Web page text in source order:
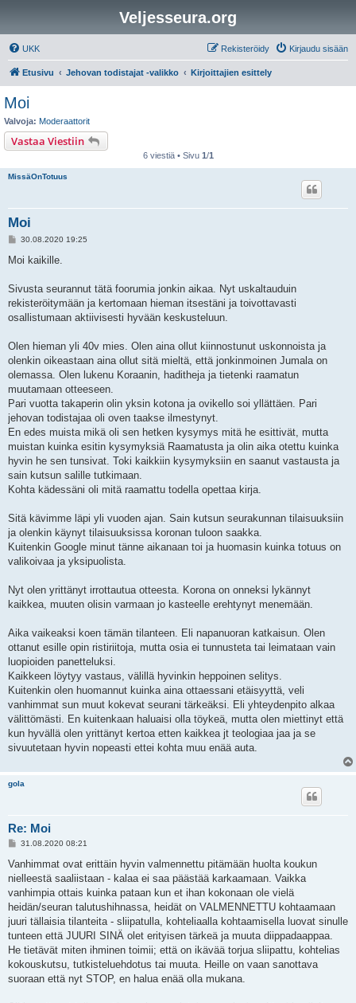
Veljesseura.org
UKK Kirjaudu sisään
Rekisteröidy
Etusivu Jehovan todistajat -valikko Kirjoittajien esittely
Moi
Valvoja: Moderaattorit
Vastaa Viestiin
6 viestiä • Sivu 1/1
MissäOnTotuus
Moi
V
e
i
30.08.2020 19:25
Moi kaikille.
Sivusta seurannut tätä foorumia jonkin aikaa. Nyt uskaltauduin
rekisteröitymään ja kertomaan hieman itsestäni ja toivottavasti
osallistumaan aktiivisesti hyvään keskusteluun.
Olen hieman yli 40v mies. Olen aina ollut kiinnostunut uskonnoista ja
olenkin oikeastaan aina ollut sitä mieltä, että jonkinmoinen Jumala on
olemassa. Olen lukenu Koraanin, haditheja ja tietenki raamatun
muutamaan otteeseen.
Pari vuotta takaperin olin yksin kotona ja ovikello soi yllättäen. Pari
jehovan todistajaa oli oven taakse ilmestynyt.
En edes muista mikä oli sen hetken kysymys mitä he esittivät, mutta
muistan kuinka esitin kysymyksiä Raamatusta ja olin aika otettu kuinka
hyvin he sen tunsivat. Toki kaikkiin kysymyksiin en saanut vastausta ja
sain kutsun salille tutkimaan.
Kohta kädessäni oli mitä raamattu todella opettaa kirja.
Sitä kävimme läpi yli vuoden ajan. Sain kutsun seurakunnan tilaisuuksiin
ja olenkin käynyt tilaisuuksissa koronan tuloon saakka.
Kuitenkin Google minut tänne aikanaan toi ja huomasin kuinka totuus on
valikoivaa ja yksipuolista.
Nyt olen yrittänyt irrottautua otteesta. Korona on onneksi lykännyt
kaikkea, muuten olisin varmaan jo kasteelle erehtynyt menemään.
Aika vaikeaksi koen tämän tilanteen. Eli napanuoran katkaisun. Olen
ottanut esille opin ristiriitoja, mutta osia ei tunnusteta tai leimataan vain
luopioiden panetteluksi.
Kaikkeen löytyy vastaus, välillä hyvinkin heppoinen selitys.
Kuitenkin olen huomannut kuinka aina ottaessani etäisyyttä, veli
vanhimmat sun muut kokevat seurani tärkeäksi. Eli yhteydenpito alkaa
välittömästi. En kuitenkaan haluaisi olla töykeä, mutta olen miettinyt että
kun hyvällä olen yrittänyt kertoa etten kaikkea jt teologiaa jaa ja se
sivuutetaan hyvin nopeasti ettei kohta muu enää auta.
gola
Re: Moi
V
e
t
i
31.08.2020 08:21
Vanhimmat ovat erittäin hyvin valmennettu pitämään huolta koukun
nielleestä saaliistaan - kalaa ei saa päästää karkaamaan. Vaikka
vanhimpia ottais kuinka pataan kun et ihan kokonaan ole vielä
heidän/seuran talutushihnassa, heidät on VALMENNETTU kohtaamaan
juuri tällaisia tilanteita - sliipatulla, kohteliaalla kohtaamisella luovat sinulle
tunteen että JUURI SINÄ olet erityisen tärkeä ja muuta diippadaappaa.
He tietävät miten ihminen toimii; että on ikävää torjua sliipattu, kohtelias
kokouskutsu, tutkisteluehdotus tai muuta. Heille on vaan sanottava
suoraan että nyt STOP, en halua enää olla mukana.